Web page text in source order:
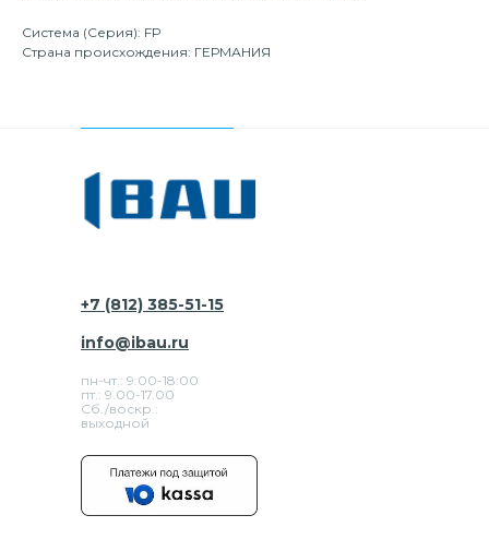
Система (Серия): FP
Страна происхождения: ГЕРМАНИЯ
+7 (812) 385-51-15
пн-чт.: 9:00-18:00
пт.: 9.00-17.00
Сб./воскр.:
выходной
info@ibau.ru